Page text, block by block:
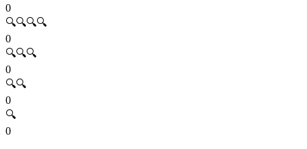
0
🔍🔍🔍🔍
0
🔍🔍🔍
0
🔍🔍
0
🔍
0